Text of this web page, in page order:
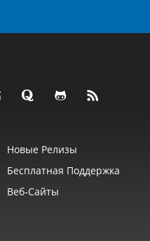
Новые Релизы
Бесплатная Поддержка
Веб‑сайты